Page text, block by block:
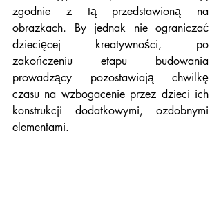
zgodnie z tą przedstawioną na
obrazkach. By jednak nie ograniczać
dziecięcej kreatywności, po
zakończeniu etapu budowania
prowadzący pozostawiają chwilkę
czasu na wzbogacenie przez dzieci ich
konstrukcji dodatkowymi, ozdobnymi
elementami.